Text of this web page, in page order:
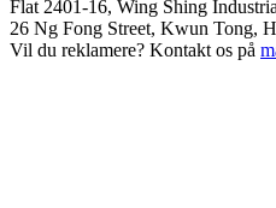
Flat 2401-16, Wing Shing
26 Ng Fong Street, Kwun Tong,
Vil du reklamere? Kontakt os på